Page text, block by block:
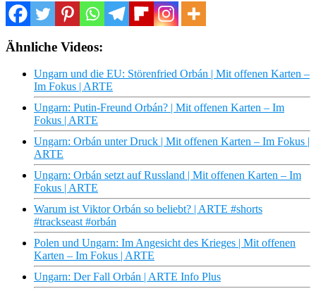
Ähnliche Videos:
Ungarn und die EU: Störenfried Orbán | Mit offenen Karten –
Im Fokus | ARTE
Ungarn: Putin-Freund Orbán? | Mit offenen Karten – Im
Fokus | ARTE
Ungarn: Orbán unter Druck | Mit offenen Karten – Im Fokus |
ARTE
Ungarn: Orbán setzt auf Russland | Mit offenen Karten – Im
Fokus | ARTE
Warum ist Viktor Orbán so beliebt? | ARTE #shorts
#trackseast #orbán
Polen und Ungarn: Im Angesicht des Krieges | Mit offenen
Karten – Im Fokus | ARTE
Ungarn: Der Fall Orbán | ARTE Info Plus